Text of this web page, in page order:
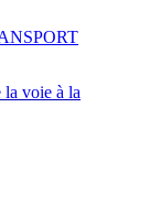
voie à la